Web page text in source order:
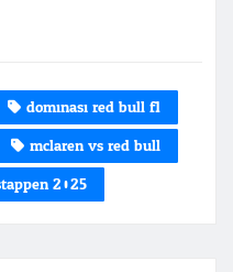
dominasi red bull f1
mclaren vs red bull
2025